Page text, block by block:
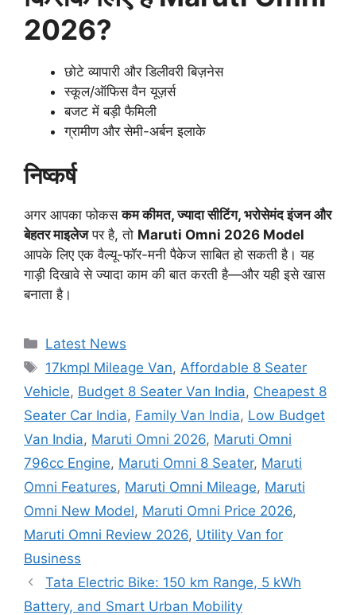
2026?
छोटे व्यापारी और डिलीवरी बिज़नेस
स्कूल/ऑफिस वैन यूज़र्स
बजट में बड़ी फैमिली
ग्रामीण और सेमी-अर्बन इलाके
निष्कर्ष
अगर आपका फोकसकम कीमत, ज्यादा सीटिंग, भरोसेमंद इंजन और
बेहतर माइलेजपर है, तो Maruti Omni 2026 Model
आपके लिए एक वैल्यू-फॉर-मनी पैकेज साबित हो सकती है। यह
गाड़ी दिखावे से ज्यादा काम की बात करती है—और यही इसे खास
बनाता है।
Categories
Latest News
Tags
17kmpl Mileage Van, Affordable 8 Seater
Vehicle, Budget 8 Seater Van India, Cheapest 8
Seater Car India, Family Van India, Low Budget
Van India, Maruti Omni 2026, Maruti Omni
796cc Engine, Maruti Omni 8 Seater, Maruti
Omni Features, Maruti Omni Mileage, Maruti
Omni New Model, Maruti Omni Price 2026,
Maruti Omni Review 2026, Utility Van for
Business
Tata Electric Bike: 150 km Range, 5 kWh
Battery, and Smart Urban Mobility